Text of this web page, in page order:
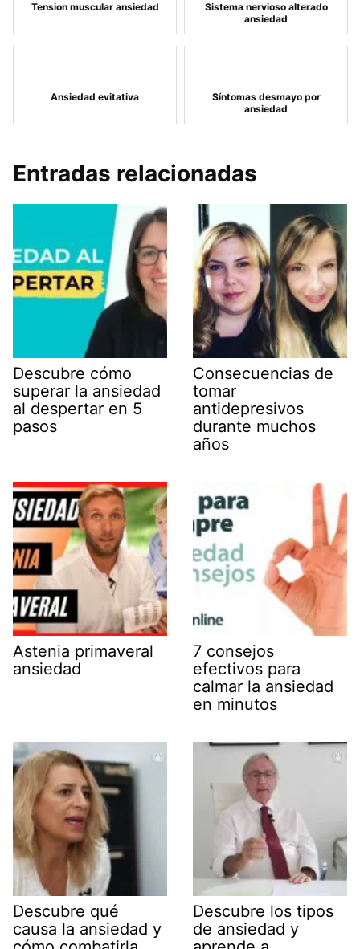
Tension muscular ansiedad
Sistema nervioso alterado
ansiedad
Ansiedad evitativa
Síntomas desmayo por
ansiedad
Entradas relacionadas
Descubre cómo
superar la ansiedad
al despertar en 5
pasos
Consecuencias de
tomar
antidepresivos
durante muchos
años
Astenia primaveral
ansiedad
7 consejos
efectivos para
calmar la ansiedad
en minutos
Descubre qué
causa la ansiedad y
Descubre los tipos
de ansiedad y